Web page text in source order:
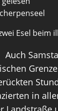
Esel
in